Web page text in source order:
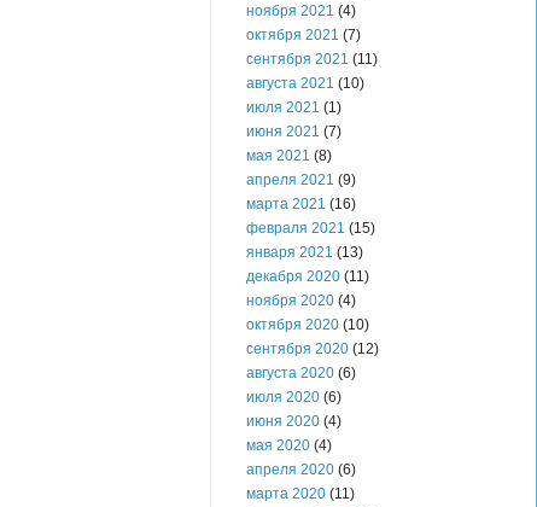
ноября 2021 (4)
октября 2021 (7)
сентября 2021 (11)
августа 2021 (10)
июля 2021 (1)
июня 2021 (7)
мая 2021 (8)
апреля 2021 (9)
марта 2021 (16)
февраля 2021 (15)
января 2021 (13)
декабря 2020 (11)
ноября 2020 (4)
октября 2020 (10)
сентября 2020 (12)
августа 2020 (6)
июля 2020 (6)
июня 2020 (4)
мая 2020 (4)
апреля 2020 (6)
марта 2020 (11)